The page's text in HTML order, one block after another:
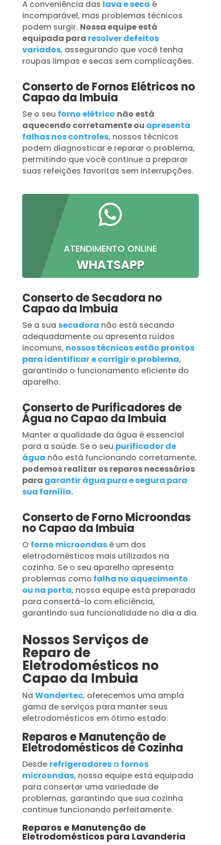
A conveniência das lava e seca é
incomparável, mas problemas técnicos
podem surgir. Nossa equipe está
equipada para resolver defeitos
variados, assegurando que você tenha
roupas limpas e secas sem complicações.
Conserto de Fornos Elétricos no
Capao da Imbuia
Se o seu forno elétrico não está
aquecendo corretamente ou apresenta
falhas nos controles, nossos técnicos
podem diagnosticar e reparar o problema,
permitindo que você continue a preparar
suas refeições favoritas sem interrupções.

ATENDIMENTO ONLINE
WHATSAPP
Conserto de Secadora no
Capao da Imbuia
Se a sua secadora não está secando
adequadamente ou apresenta ruídos
incomuns, nossos técnicos estão prontos
para identificar e corrigir o problema,
garantindo o funcionamento eficiente do
aparelho.
Conserto de Purificadores de
Água no Capao da Imbuia
Manter a qualidade da água é essencial
para a saúde. Se o seu purificador de
água não está funcionando corretamente,
podemos realizar os reparos necessários
para garantir água pura e segura para
sua família.
Conserto de Forno Microondas
no Capao da Imbuia
O forno microondasé um dos
eletrodomésticos mais utilizados na
cozinha. Se o seu aparelho apresenta
problemas como falha no aquecimento
ou na porta, nossa equipe está preparada
para consertá-lo com eficiência,
garantindo sua funcionalidade no dia a dia.
Nossos Serviços de
Reparo de
Eletrodomésticos no
Capao da Imbuia
Na Wandertec, oferecemos uma ampla
gama de serviços para manter seus
eletrodomésticos em ótimo estado:
Reparos e Manutenção de
Eletrodomésticos de Cozinha
Desde refrigeradoresa fornos
microondas, nossa equipe está equipada
para consertar uma variedade de
problemas, garantindo que sua cozinha
continue funcionando perfeitamente.
Reparos e Manutenção de
Eletrodomésticos para Lavanderia